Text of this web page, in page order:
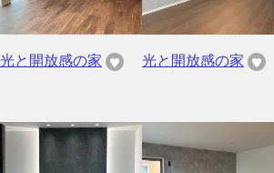
光と開放感の家 光と開放感の家